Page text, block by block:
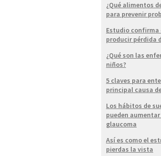
¿Qué alimentos
para prevenir
Estudio confirma
producir pérdida
¿Qué son las
niños?
5 claves para
principal causa
Los hábitos de
pueden
glaucoma
Así es como el
pierdas la vista